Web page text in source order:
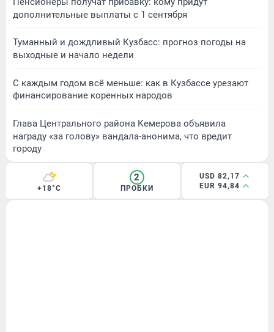
дополнительные выплаты с 1 сентября
Туманный и дождливый Кузбасс: прогноз погоды на
выходные и начало недели
С каждым годом всё меньше: как в Кузбассе урезают
финансирование коренных народов
Глава Центрального района Кемерова объявила
награду «за голову» вандала-анонима, что вредит
городу
+18°C
2
ПРОБКИ
USD 82,17
EUR 94,84